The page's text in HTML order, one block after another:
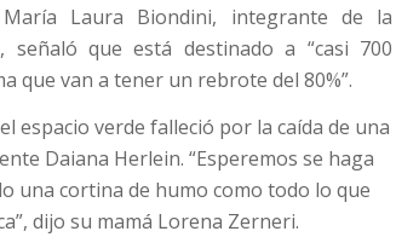
Laura Biondini, integrante de la
señaló que está destinado a “casi 700
que van a tener un rebrote del 80%”.
espacio verde falleció por la caída de una
Daiana Herlein. “Esperemos se haga
una cortina de humo como todo lo que
dijo su mamá Lorena Zerneri.